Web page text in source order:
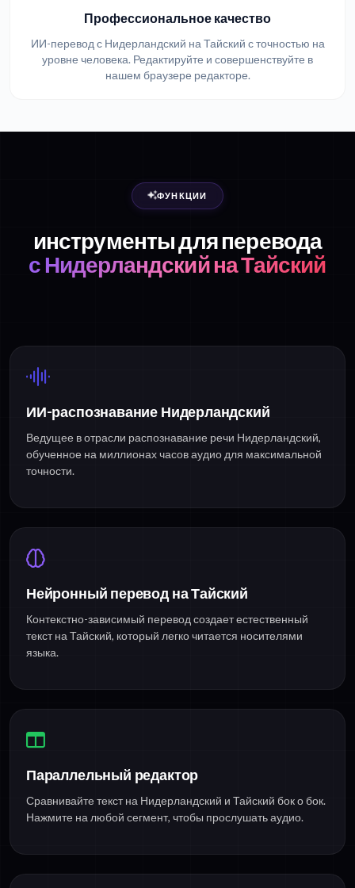
Профессиональное качество
ИИ-перевод с Нидерландский на Тайский с точностью на
уровне человека. Редактируйте и совершенствуйте в
нашем браузере редакторе.
ФУНКЦИИ
инструменты для перевода
с Нидерландский на Тайский
ИИ-распознавание Нидерландский
Ведущее в отрасли распознавание речи Нидерландский,
обученное на миллионах часов аудио для максимальной
точности.
Нейронный перевод на Тайский
Контекстно-зависимый перевод создает естественный
текст на Тайский, который легко читается носителями
языка.
Параллельный редактор
Сравнивайте текст на Нидерландский и Тайский бок о бок.
Нажмите на любой сегмент, чтобы прослушать аудио.